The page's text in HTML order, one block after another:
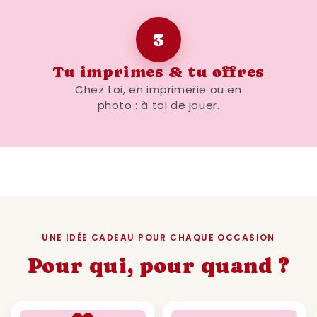
3
Tu imprimes & tu offres
Chez toi, en imprimerie ou en
photo : à toi de jouer.
UNE IDÉE CADEAU POUR CHAQUE OCCASION
Pour qui, pour quand ?